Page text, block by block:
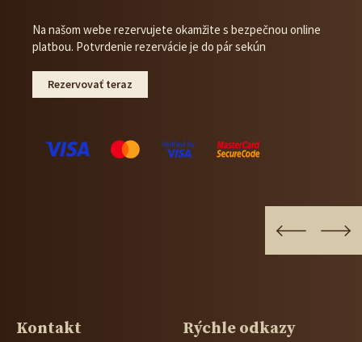
Na našom webe rezervujete okamžite s bezpečnou online
platbou. Potvrdenie rezervácie je do pár sekún
Rezervovať teraz
Kontakt Rýchle odkazy